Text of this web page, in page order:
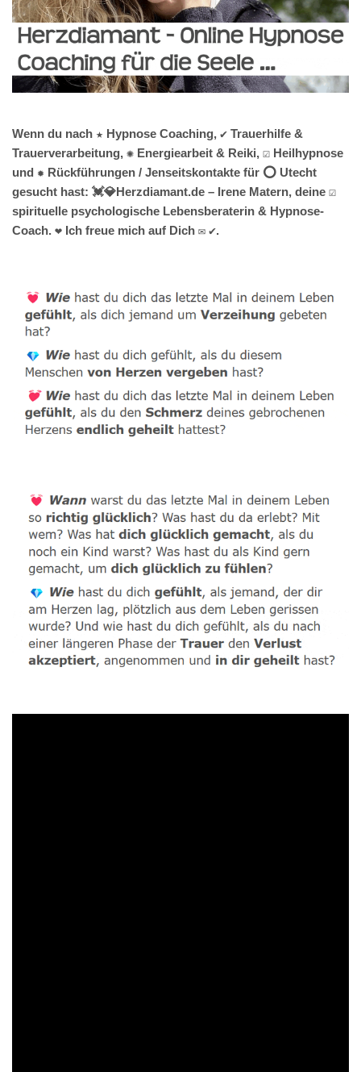
Wenn du nach ★ Hypnose Coaching, ✔️ Trauerhilfe &
Trauerverarbeitung, ✺ Energiearbeit & Reiki, ☑️ Heilhypnose
und ✹ Rückführungen / Jenseitskontakte für ⭕ Utecht
gesucht hast: 💓️💎Herzdiamant.de – Irene Matern, deine ☑️
spirituelle psychologische Lebensberaterin & Hypnose-
Coach. ❤ Ich freue mich auf Dich ✉ ✔.